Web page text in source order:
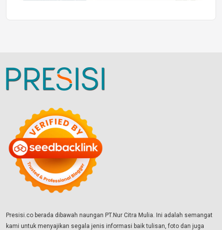
Presisi.co berada dibawah naungan PT.Nur Citra Mulia. Ini adalah semangat
kami untuk menyajikan segala jenis informasi baik tulisan, foto dan juga